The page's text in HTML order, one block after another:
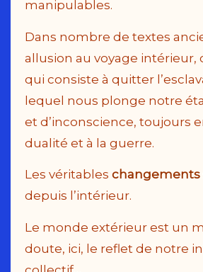
manipulables.
Dans nombre de textes
allusion au voyage intérieur,
qui consiste à quitter
lequel nous plonge notre
et d’inconscience, toujours
dualité et à la guerre.
Les véritables changements
depuis l’intérieur.
Le monde extérieur est un
doute, ici, le reflet de notre